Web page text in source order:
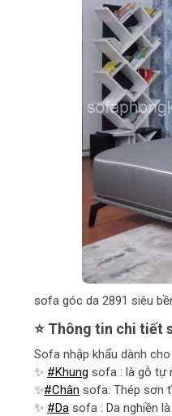
sofa góc da 2891 siêu
⭐ Thông tin chi tiết
Sofa nhập khẩu dành
✨ #Khung sofa : là gỗ tự
✨#Chân sofa: Thép sơn
✨ #Da sofa : Da nghiền